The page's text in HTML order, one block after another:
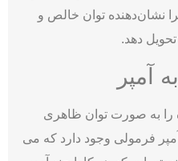
نشان‌دهنده توان خالص و
دهد.
آمپر
را به صورت توان ظاهری
آمپر فرمولی وجود دارد که می